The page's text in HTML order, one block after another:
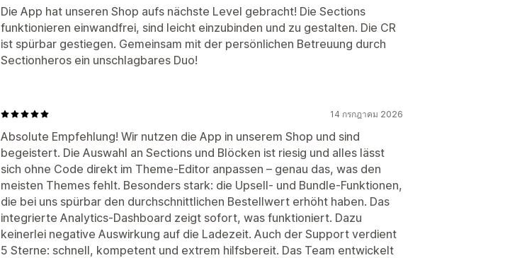
Die App hat unseren Shop aufs nächste Level gebracht! Die Sections
funktionieren einwandfrei, sind leicht einzubinden und zu gestalten. Die CR
ist spürbar gestiegen. Gemeinsam mit der persönlichen Betreuung durch
Sectionheros ein unschlagbares Duo!
14 กรกฎาคม 2026
Absolute Empfehlung! Wir nutzen die App in unserem Shop und sind
begeistert. Die Auswahl an Sections und Blöcken ist riesig und alles lässt
sich ohne Code direkt im Theme-Editor anpassen – genau das, was den
meisten Themes fehlt. Besonders stark: die Upsell- und Bundle-Funktionen,
die bei uns spürbar den durchschnittlichen Bestellwert erhöht haben. Das
integrierte Analytics-Dashboard zeigt sofort, was funktioniert. Dazu
keinerlei negative Auswirkung auf die Ladezeit. Auch der Support verdient
5 Sterne: schnell, kompetent und extrem hilfsbereit. Das Team entwickelt